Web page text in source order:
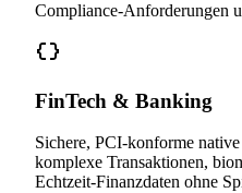
Compliance-Anforderungen
FinTech & Banking
Sichere, PCI-konforme
komplexe Transaktionen,
Echtzeit-Finanzdaten ohne